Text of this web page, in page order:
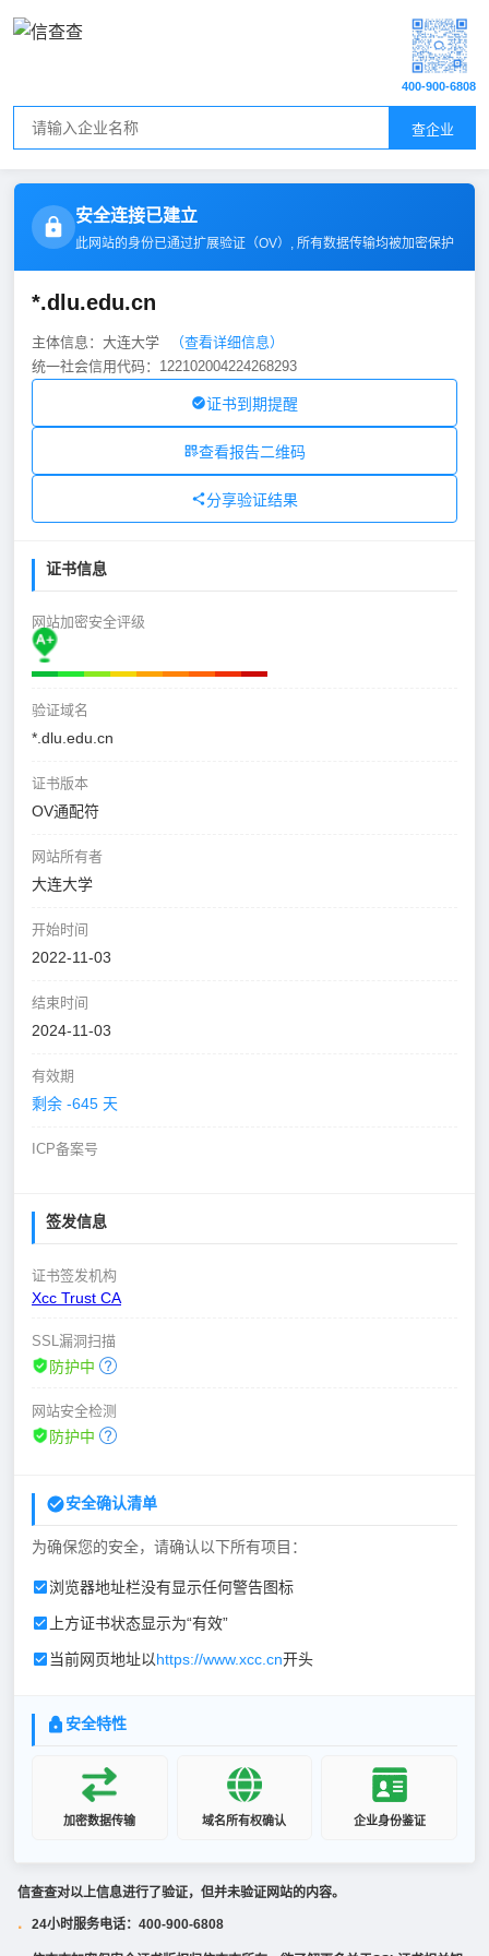
查企业
400-900-6808
安全连接已建立
此网站的身份已通过扩展验证（OV）, 所有数据传输均被加密保护
*.dlu.edu.cn
主体信息：大连大学
（查看详细信息）
统一社会信用代码：122102004224268293
证书到期提醒
查看报告二维码
分享验证结果
证书信息
网站加密安全评级
验证域名
*.dlu.edu.cn
证书版本
OV通配符
网站所有者
大连大学
开始时间
2022-11-03
结束时间
2024-11-03
有效期
剩余 -645 天
ICP备案号
签发信息
证书签发机构
Xcc Trust CA
SSL漏洞扫描
防护中
网站安全检测
防护中
安全确认清单
为确保您的安全，请确认以下所有项目：
浏览器地址栏没有显示任何警告图标
上方证书状态显示为“有效”
当前网页地址以https://www.xcc.cn开头
安全特性
加密数据传输 域名所有权确认 企业身份鉴证
信查查对以上信息进行了验证，但并未验证网站的内容。
· 24小时服务电话：400-900-6808